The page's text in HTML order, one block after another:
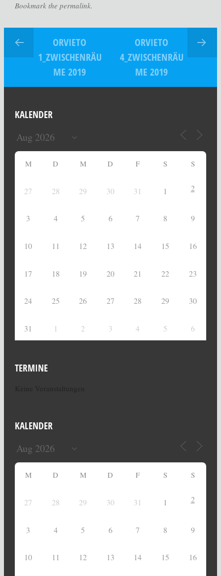
Bookmark the permalink.
ORVIETO
1_ZWISCHENRÄU
ME 2019
ORVIETO
4_ZWISCHENRÄU
ME 2019
KALENDER
M D M D F S S
27 28 29 30 31 1 2
3 4 5 6 7 8 9
10 11 12 13 14 15 16
17 18 19 20 21 22 23
24 25 26 27 28 29 30
31 1 2 3 4 5 6
TERMINE
KALENDER
M D M D F S S
27 28 29 30 31 1 2
3 4 5 6 7 8 9
10 11 12 13 14 15 16